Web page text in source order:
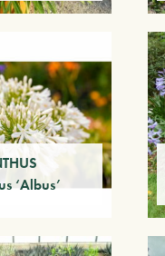
‘Albus’